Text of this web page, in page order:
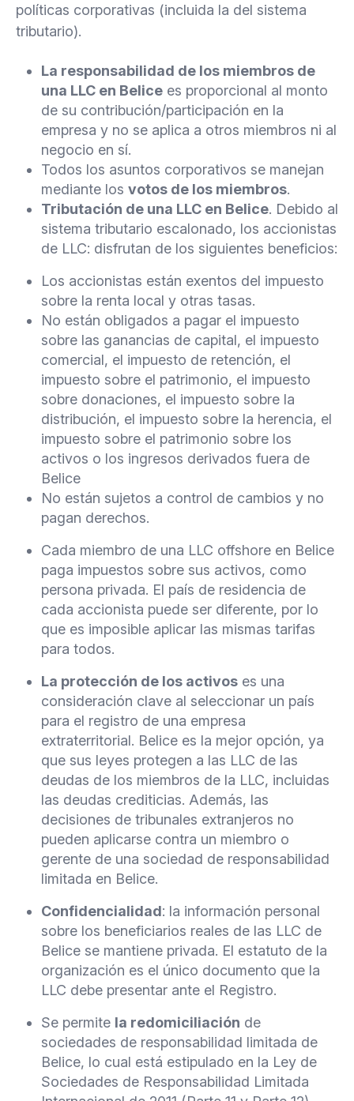
políticas corporativas (incluida la del sistema
tributario).
La responsabilidad de los miembros de
una LLC en Belice es proporcional al monto
de su contribución/participación en la
empresa y no se aplica a otros miembros ni al
negocio en sí.
Todos los asuntos corporativos se manejan
mediante los votos de los miembros.
Tributación de una LLC en Belice. Debido al
sistema tributario escalonado, los accionistas
de LLC: disfrutan de los siguientes beneficios:
Los accionistas están exentos del impuesto
sobre la renta local y otras tasas.
No están obligados a pagar el impuesto
sobre las ganancias de capital, el impuesto
comercial, el impuesto de retención, el
impuesto sobre el patrimonio, el impuesto
sobre donaciones, el impuesto sobre la
distribución, el impuesto sobre la herencia, el
impuesto sobre el patrimonio sobre los
activos o los ingresos derivados fuera de
Belice
No están sujetos a control de cambios y no
pagan derechos.
Cada miembro de una LLC offshore en Belice
paga impuestos sobre sus activos, como
persona privada. El país de residencia de
cada accionista puede ser diferente, por lo
que es imposible aplicar las mismas tarifas
para todos.
La protección de los activos es una
consideración clave al seleccionar un país
para el registro de una empresa
extraterritorial. Belice es la mejor opción, ya
que sus leyes protegen a las LLC de las
deudas de los miembros de la LLC, incluidas
las deudas crediticias. Además, las
decisiones de tribunales extranjeros no
pueden aplicarse contra un miembro o
gerente de una sociedad de responsabilidad
limitada en Belice.
Confidencialidad: la información personal
sobre los beneficiarios reales de las LLC de
Belice se mantiene privada. El estatuto de la
organización es el único documento que la
LLC debe presentar ante el Registro.
Se permite la redomiciliación de
sociedades de responsabilidad limitada de
Belice, lo cual está estipulado en la Ley de
Sociedades de Responsabilidad Limitada